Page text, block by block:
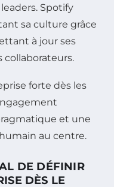
Spotify
sa culture grâce
à jour ses
forte dès les
et une
au centre.
DE DÉFINIR
DÈS LE